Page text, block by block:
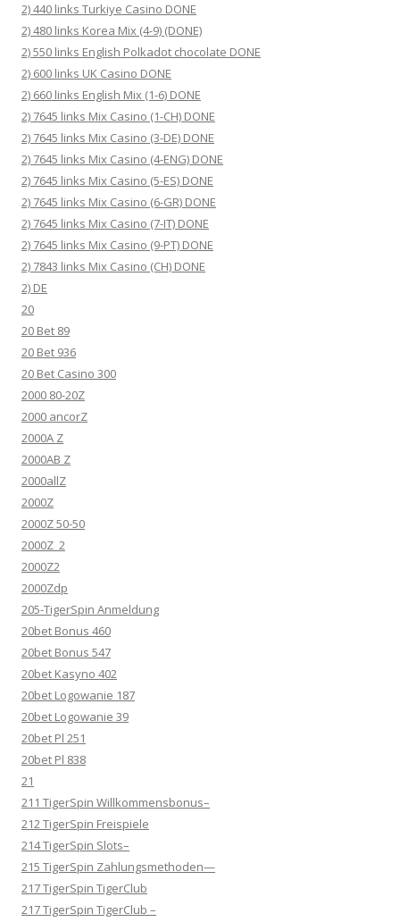
2) 440 links Turkiye Casino DONE
2) 480 links Korea Mix (4-9) (DONE)
2) 550 links English Polkadot chocolate DONE
2) 600 links UK Casino DONE
2) 660 links English Mix (1-6) DONE
2) 7645 links Mix Casino (1-CH) DONE
2) 7645 links Mix Casino (3-DE) DONE
2) 7645 links Mix Casino (4-ENG) DONE
2) 7645 links Mix Casino (5-ES) DONE
2) 7645 links Mix Casino (6-GR) DONE
2) 7645 links Mix Casino (7-IT) DONE
2) 7645 links Mix Casino (9-PT) DONE
2) 7843 links Mix Casino (CH) DONE
2) DE
20
20 Bet 89
20 Bet 936
20 Bet Casino 300
2000 80-20Z
2000 ancorZ
2000A Z
2000AB Z
2000allZ
2000Z
2000Z 50-50
2000Z_2
2000Z2
2000Zdp
205-TigerSpin Anmeldung
20bet Bonus 460
20bet Bonus 547
20bet Kasyno 402
20bet Logowanie 187
20bet Logowanie 39
20bet Pl 251
20bet Pl 838
21
211 TigerSpin Willkommensbonus–
212 TigerSpin Freispiele
214 TigerSpin Slots–
215 TigerSpin Zahlungsmethoden—
217 TigerSpin TigerClub
217 TigerSpin TigerClub –